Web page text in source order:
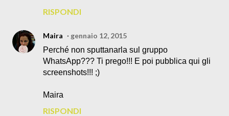
RISPONDI
Maira
gennaio 12, 2015
Perché non sputtanarla sul gruppo
WhatsApp??? Ti prego!!! E poi pubblica qui gli
screenshots!!! ;)
Maira
RISPONDI